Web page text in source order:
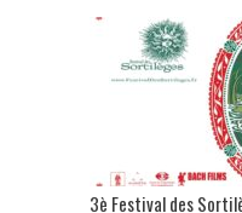
3è Festival des